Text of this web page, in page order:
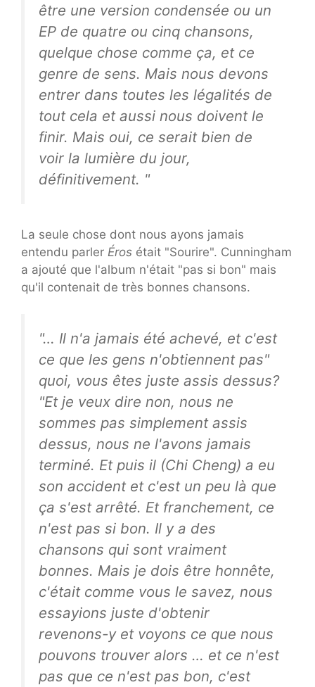
être une version condensée ou un
EP de quatre ou cinq chansons,
quelque chose comme ça, et ce
genre de sens. Mais nous devons
entrer dans toutes les légalités de
tout cela et aussi nous doivent le
finir. Mais oui, ce serait bien de
voir la lumière du jour,
définitivement. "
La seule chose dont nous ayons jamais
entendu parler Éros était "Sourire". Cunningham
a ajouté que l'album n'était "pas si bon" mais
qu'il contenait de très bonnes chansons.
"… Il n'a jamais été achevé, et c'est
ce que les gens n'obtiennent pas"
quoi, vous êtes juste assis dessus?
"Et je veux dire non, nous ne
sommes pas simplement assis
dessus, nous ne l'avons jamais
terminé. Et puis il (Chi Cheng) a eu
son accident et c'est un peu là que
ça s'est arrêté. Et franchement, ce
n'est pas si bon. Il y a des
chansons qui sont vraiment
bonnes. Mais je dois être honnête,
c'était comme vous le savez, nous
essayions juste d'obtenir
revenons-y et voyons ce que nous
pouvons trouver alors … et ce n'est
pas que ce n'est pas bon, c'est